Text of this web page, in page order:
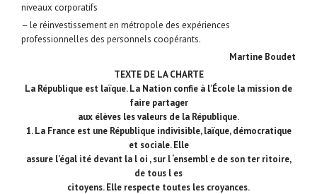
niveaux corporatifs
– le réinvestissement en métropole des expériences
professionnelles des personnels coopérants.
Martine Boudet
TEXTE DE LA CHARTE
La République est laïque. La Nation confie à l’École la mission de
faire partager
aux élèves les valeurs de la République.
1. La France est une République indivisible, laïque, démocratique
et sociale. Elle
assure l’égal ité devant la l oi , sur l ‘ensembl e de son ter ritoire,
de tous l es
citoyens. Elle respecte toutes les croyances.